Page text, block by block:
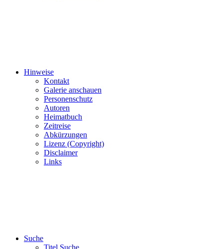
Hinweise
Kontakt
Galerie anschauen
Personenschutz
Autoren
Heimatbuch
Zeitreise
Abkürzungen
Lizenz (Copyright)
Disclaimer
Links
Suche
Titel Suche